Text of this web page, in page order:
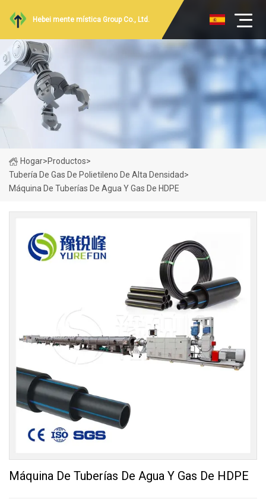
Hebei mente mística Group Co., Ltd.
Hogar>Productos>
Tubería De Gas De Polietileno De Alta Densidad>
Máquina De Tuberías De Agua Y Gas De HDPE
Máquina De Tuberías De Agua Y Gas De HDPE